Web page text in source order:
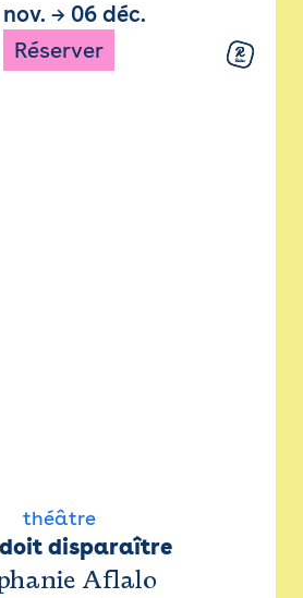
→ 06 déc.
Réserver
théâtre
disparaître
Aflalo